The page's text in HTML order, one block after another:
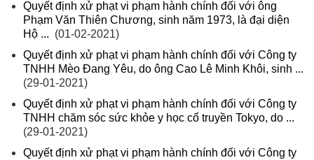
Quyết định xử phạt vi phạm hành chính đối với ông
Phạm Văn Thiên Chương, sinh năm 1973, là đại diện
Hộ ... (01-02-2021)
Quyết định xử phạt vi phạm hành chính đối với Công ty
TNHH Mèo Đang Yêu, do ông Cao Lê Minh Khôi, sinh ...
(29-01-2021)
Quyết định xử phạt vi phạm hành chính đối với Công ty
TNHH chăm sóc sức khỏe y học cổ truyền Tokyo, do ...
(29-01-2021)
Quyết định xử phạt vi phạm hành chính đối với Công ty